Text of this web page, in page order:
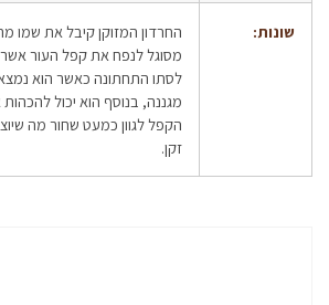
שונות:
החרדון המזוקן קיבל את שמו
מסוגל לנפח את קפל העור
לסתו התחתונה כאשר הוא
מגננה, בנוסף הוא יכול
הקפל לגוון כמעט שחור מה
זקן.